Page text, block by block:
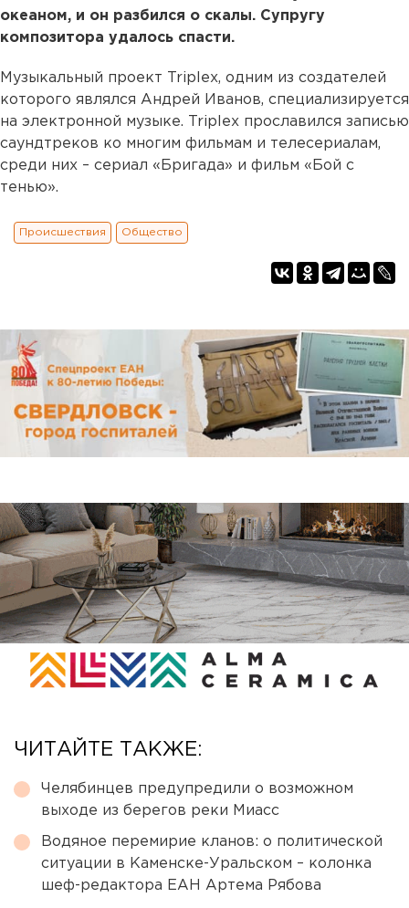
океаном, и он разбился о скалы. Супругу
композитора удалось спасти.
Музыкальный проект Triplex, одним из создателей
которого являлся Андрей Иванов, специализируется
на электронной музыке. Triplex прославился записью
саундтреков ко многим фильмам и телесериалам,
среди них – сериал «Бригада» и фильм «Бой с
тенью».
Происшествия Общество
ЧИТАЙТЕ ТАКЖЕ:
Челябинцев предупредили о возможном
выходе из берегов реки Миасс
Водяное перемирие кланов: о политической
ситуации в Каменске-Уральском – колонка
шеф-редактора ЕАН Артема Рябова